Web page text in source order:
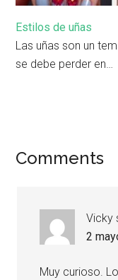
Estilos de uñas
Las uñas son un
se debe perder en…
Comments
Vicky
2
Muy curioso.